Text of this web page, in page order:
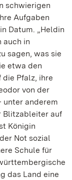
schwierigen
Aufgaben
Datum. „Heldin
auch in
sagen, was sie
etwa den
die Pfalz, ihre
von der
unter anderem
Blitzableiter auf
Königin
Not sozial
Schule für
das Land eine